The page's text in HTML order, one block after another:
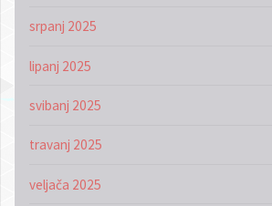
srpanj 2025
lipanj 2025
svibanj 2025
travanj 2025
veljača 2025